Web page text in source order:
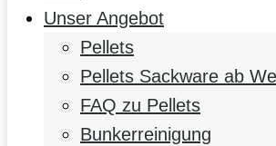
Unser Angebot
Pellets
Pellets Sackware ab
FAQ zu Pellets
Bunkerreinigung